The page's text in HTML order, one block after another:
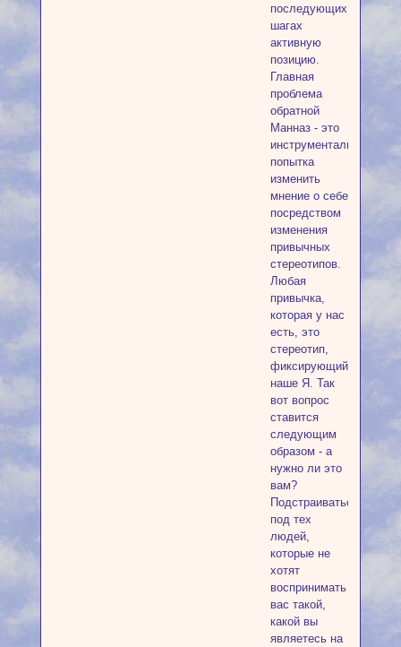
последующих
шагах
активную
позицию.
Главная
проблема
обратной
Манназ - это
инструментальная
попытка
изменить
мнение о себе
посредством
изменения
привычных
стереотипов.
Любая
привычка,
которая у нас
есть, это
стереотип,
фиксирующий
наше Я. Так
вот вопрос
ставится
следующим
образом - а
нужно ли это
вам?
Подстраиваться
под тех
людей,
которые не
хотят
воспринимать
вас такой,
какой вы
являетесь на